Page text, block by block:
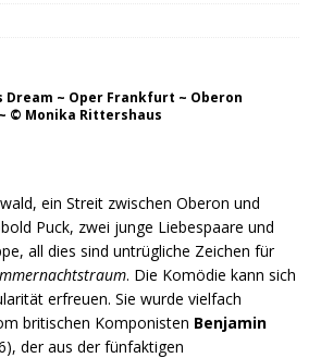
Dream ~ Oper Frankfurt ~ Oberon
© Monika Rittershaus
ein Streit zwischen Oberon und
Puck, zwei junge Liebespaare und
all dies sind untrügliche Zeichen für
. Die Komödie kann sich
erfreuen. Sie wurde vielfach
britischen Komponisten Benjamin
der aus der fünfaktigen